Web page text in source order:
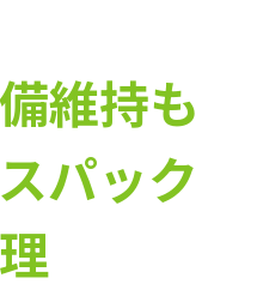
維持も
パック